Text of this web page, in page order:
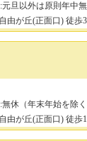
旦以外は原則年中
由が丘(正面口) 徒歩
休（年末年始を除く
由が丘(正面口) 徒歩